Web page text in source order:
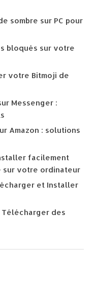
sombre sur PC pour
bloqués sur votre
votre Bitmoji de
Messenger :
Amazon : solutions
facilement
sur votre ordinateur
et Installer
des